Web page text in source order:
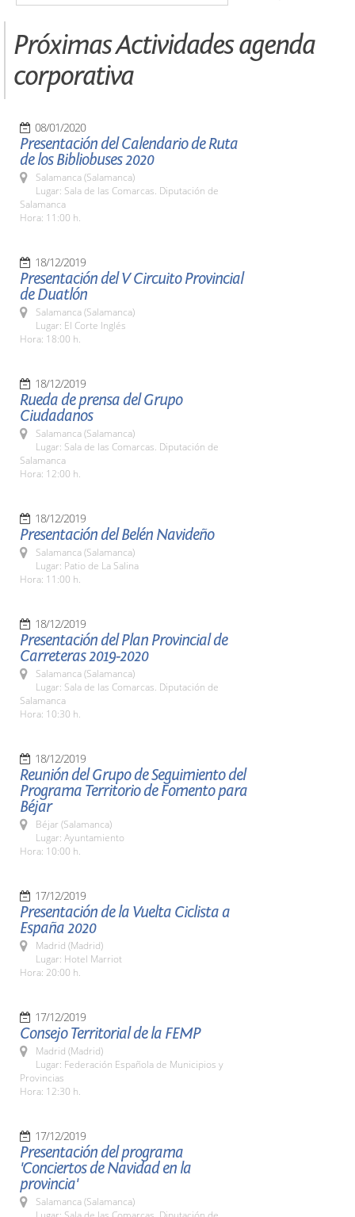
Próximas Actividades agenda
corporativa
08/01/2020
Presentación del Calendario de Ruta
de los Bibliobuses 2020
Salamanca (Salamanca)
Lugar: Sala de las Comarcas. Diputación de
Salamanca
Hora: 11:00 h.
18/12/2019
Presentación del V Circuito Provincial
de Duatlón
Salamanca (Salamanca)
Lugar: El Corte Inglés
Hora: 18:00 h.
18/12/2019
Rueda de prensa del Grupo
Ciudadanos
Salamanca (Salamanca)
Lugar: Sala de las Comarcas. Diputación de
Salamanca
Hora: 12:00 h.
18/12/2019
Presentación del Belén Navideño
Salamanca (Salamanca)
Lugar: Patio de La Salina
Hora: 11:00 h.
18/12/2019
Presentación del Plan Provincial de
Carreteras 2019-2020
Salamanca (Salamanca)
Lugar: Sala de las Comarcas. Diputación de
Salamanca
Hora: 10:30 h.
18/12/2019
Reunión del Grupo de Seguimiento del
Programa Territorio de Fomento para
Béjar
Béjar (Salamanca)
Lugar: Ayuntamiento
Hora: 10:00 h.
17/12/2019
Presentación de la Vuelta Ciclista a
España 2020
Madrid (Madrid)
Lugar: Hotel Marriot
Hora: 20:00 h.
17/12/2019
Consejo Territorial de la FEMP
Madrid (Madrid)
Lugar: Federación Española de Municipios y
Provincias
Hora: 12:30 h.
17/12/2019
Presentación del programa
'Conciertos de Navidad en la
provincia'
Salamanca (Salamanca)